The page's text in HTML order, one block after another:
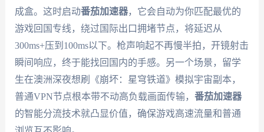
成盒。这时启动番茄加速器，它会自动为你匹配最优的
游戏回国专线，绕过国际出口拥堵节点，将延迟从
300ms+压到100ms以下。枪声响起不再慢半拍，开镜射击
瞬间响应，终于能找回国内的手感。另一个场景，留学
生在澳洲深夜想刷《崩坏：星穹铁道》模拟宇宙副本，
普通VPN节点根本带不动高负载画面传输， 番茄加速器
的智能分流技术就凸显价值，确保游戏高速流量和普通